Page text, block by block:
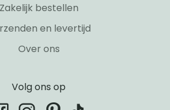
Zakelijk bestellen
en levertijd
Over ons
Volg ons op